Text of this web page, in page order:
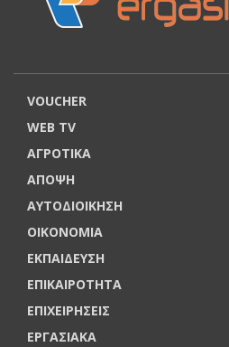
VOUCHER
WEB TV
ΑΓΡΟΤΙΚΑ
ΑΠΟΨΗ
ΑΥΤΟΔΙΟΙΚΗΣΗ
ΟΙΚΟΝΟΜΙΑ
ΕΚΠΑΙΔΕΥΣΗ
ΕΠΙΚΑΙΡΟΤΗΤΑ
ΕΠΙΧΕΙΡΗΣΕΙΣ
ΕΡΓΑΣΙΑΚΑ